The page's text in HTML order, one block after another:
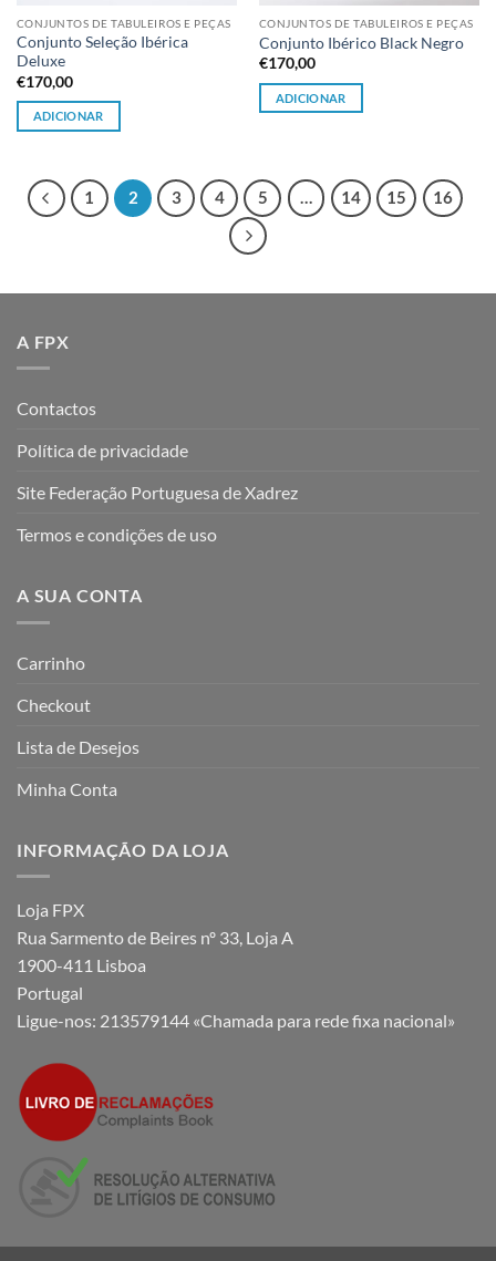
CONJUNTOS DE TABULEIROS E PEÇAS
Conjunto Seleção Ibérica
Deluxe
€170,00
ADICIONAR
CONJUNTOS DE TABULEIROS E PEÇAS
Conjunto Ibérico Black Negro
€170,00
ADICIONAR
1 2 3 4 5 … 14 15 16
A FPX
Contactos
Política de privacidade
Site Federação Portuguesa de Xadrez
Termos e condições de uso
A SUA CONTA
Carrinho
Checkout
Lista de Desejos
Minha Conta
INFORMAÇÃO DA LOJA
Loja FPX
Rua Sarmento de Beires nº 33, Loja A
1900-411 Lisboa
Portugal
Ligue-nos: 213579144 «Chamada para rede fixa nacional»